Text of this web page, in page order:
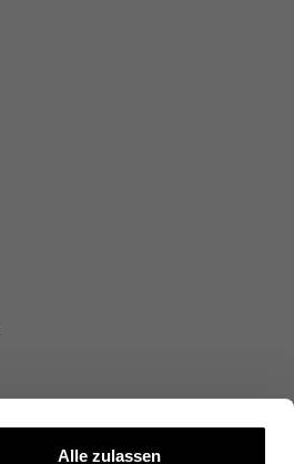
Alle zulassen